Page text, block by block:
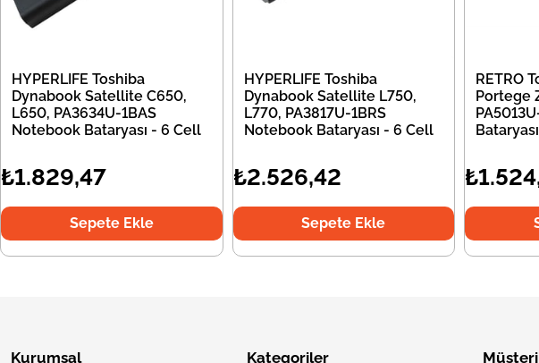
HYPERLIFE Toshiba
Dynabook Satellite C650,
L650, PA3634U-1BAS
Notebook Bataryası - 6 Cell
₺1.829,47
Sepete Ekle
HYPERLIFE Toshiba
Dynabook Satellite L750,
L770, PA3817U-1BRS
Notebook Bataryası - 6 Cell
₺2.526,42
Sepete Ekle
RETRO
Portege
Bataryası
Kurumsal Kategoriler